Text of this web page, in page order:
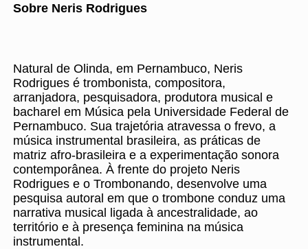
Sobre Neris Rodrigues
Natural de Olinda, em Pernambuco, Neris
Rodrigues é trombonista, compositora,
arranjadora, pesquisadora, produtora musical e
bacharel em Música pela Universidade Federal de
Pernambuco. Sua trajetória atravessa o frevo, a
música instrumental brasileira, as práticas de
matriz afro-brasileira e a experimentação sonora
contemporânea. À frente do projeto Neris
Rodrigues e o Trombonando, desenvolve uma
pesquisa autoral em que o trombone conduz uma
narrativa musical ligada à ancestralidade, ao
território e à presença feminina na música
instrumental.